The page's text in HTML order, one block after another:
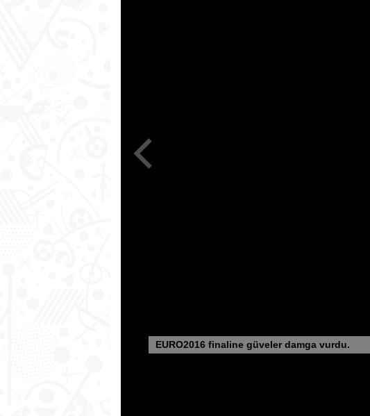
EURO2016 finaline güveler damga vurdu.